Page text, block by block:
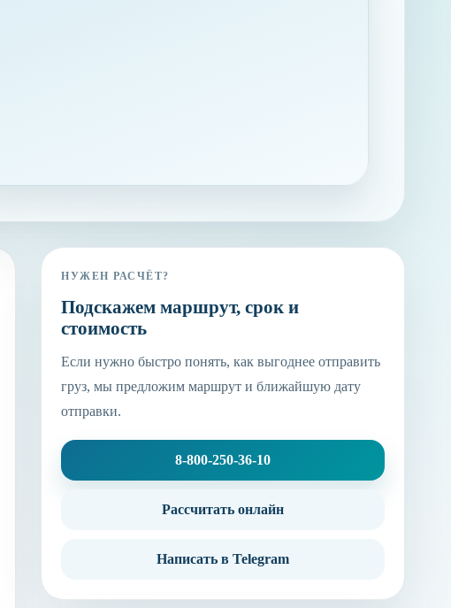
НУЖЕН РАСЧЁТ?
Подскажем маршрут, срок и
стоимость
Если нужно быстро понять, как выгоднее отправить
груз, мы предложим маршрут и ближайшую дату
отправки.
8-800-250-36-10
Рассчитать онлайн
Написать в Telegram